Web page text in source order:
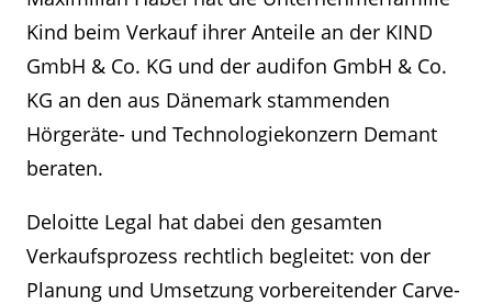
Kind beim Verkauf ihrer Anteile an der KIND
GmbH & Co. KG und der audifon GmbH & Co.
KG an den aus Dänemark stammenden
Hörgeräte- und Technologiekonzern Demant
beraten.
Deloitte Legal hat dabei den gesamten
Verkaufsprozess rechtlich begleitet: von der
Planung und Umsetzung vorbereitender Carve-